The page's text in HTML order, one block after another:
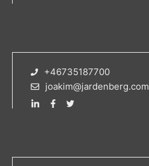
+46735187700
joakim@jardenberg.com